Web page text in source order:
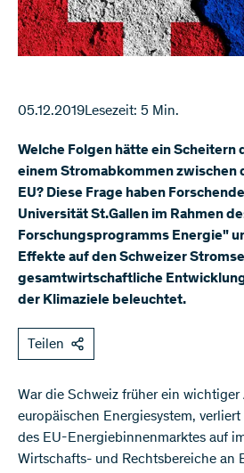
05.12.2019Lesezeit: 5 Min.
Welche Folgen hätte ein Scheitern
einem Stromabkommen zwischen
EU? Diese Frage haben
Universität St.Gallen im Rahmen
Forschungsprogramms Energie"
Effekte auf den Schweizer
gesamtwirtschaftliche
der Klimaziele beleuchtet.
Teilen
War die Schweiz früher ein wichtiger
europäischen Energiesystem,
des EU-Energiebinnenmarktes auf
Wirtschafts- und Rechtsbereiche an